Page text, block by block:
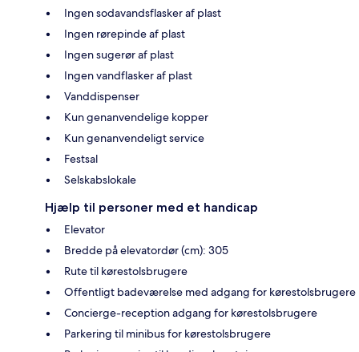
Ingen sodavandsflasker af plast
Ingen rørepinde af plast
Ingen sugerør af plast
Ingen vandflasker af plast
Vanddispenser
Kun genanvendelige kopper
Kun genanvendeligt service
Festsal
Selskabslokale
Hjælp til personer med et handicap
Elevator
Bredde på elevatordør (cm): 305
Rute til kørestolsbrugere
Offentligt badeværelse med adgang for kørestolsbrugere
Concierge-reception adgang for kørestolsbrugere
Parkering til minibus for kørestolsbrugere